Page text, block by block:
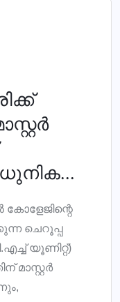
കോളേജിന്റെ
ചെറൂപ്പ
യൂണിറ്റ്)
മാസ്റ്റർ